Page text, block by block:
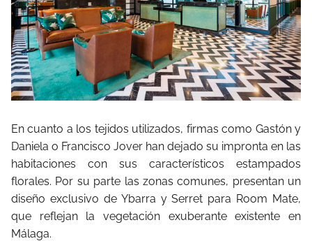
En cuanto a los tejidos utilizados, firmas como Gastón y
Daniela o Francisco Jover han dejado su impronta en las
habitaciones con sus característicos estampados
florales. Por su parte las zonas comunes, presentan un
diseño exclusivo de Ybarra y Serret para Room Mate,
que reflejan la vegetación exuberante existente en
Málaga.